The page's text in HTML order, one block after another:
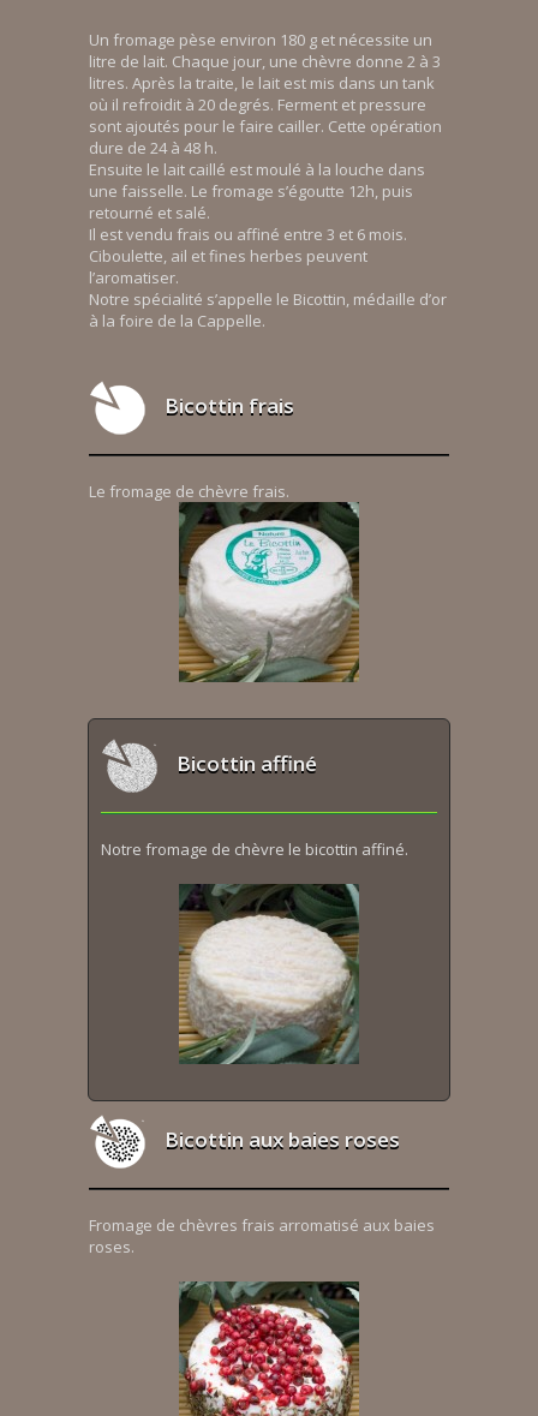
Un fromage pèse environ 180 g et nécessite un
litre de lait. Chaque jour, une chèvre donne 2 à 3
litres. Après la traite, le lait est mis dans un tank
où il refroidit à 20 degrés. Ferment et pressure
sont ajoutés pour le faire cailler. Cette opération
dure de 24 à 48 h.
Ensuite le lait caillé est moulé à la louche dans
une faisselle. Le fromage s’égoutte 12h, puis
retourné et salé.
Il est vendu frais ou affiné entre 3 et 6 mois.
Ciboulette, ail et fines herbes peuvent
l’aromatiser.
Notre spécialité s’appelle le Bicottin, médaille d’or
à la foire de la Cappelle.
Bicottin frais
Le fromage de chèvre frais.
Bicottin affiné
Notre fromage de chèvre le bicottin affiné.
Bicottin aux baies roses
Fromage de chèvres frais arromatisé aux baies
roses.